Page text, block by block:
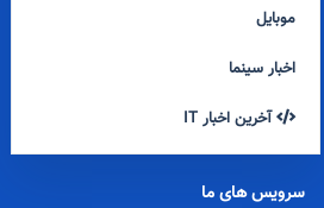
موبایل
اخبار سینما
آخرین اخبار IT
سرویس های ما